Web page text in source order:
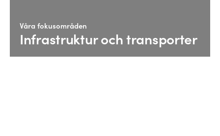
Våra fokusområden
Infrastruktur och transporter